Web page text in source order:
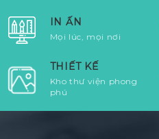
IN ẤN
Mọi lúc, mọi nơi
THIẾT KẾ
Kho thư viện phong
phú